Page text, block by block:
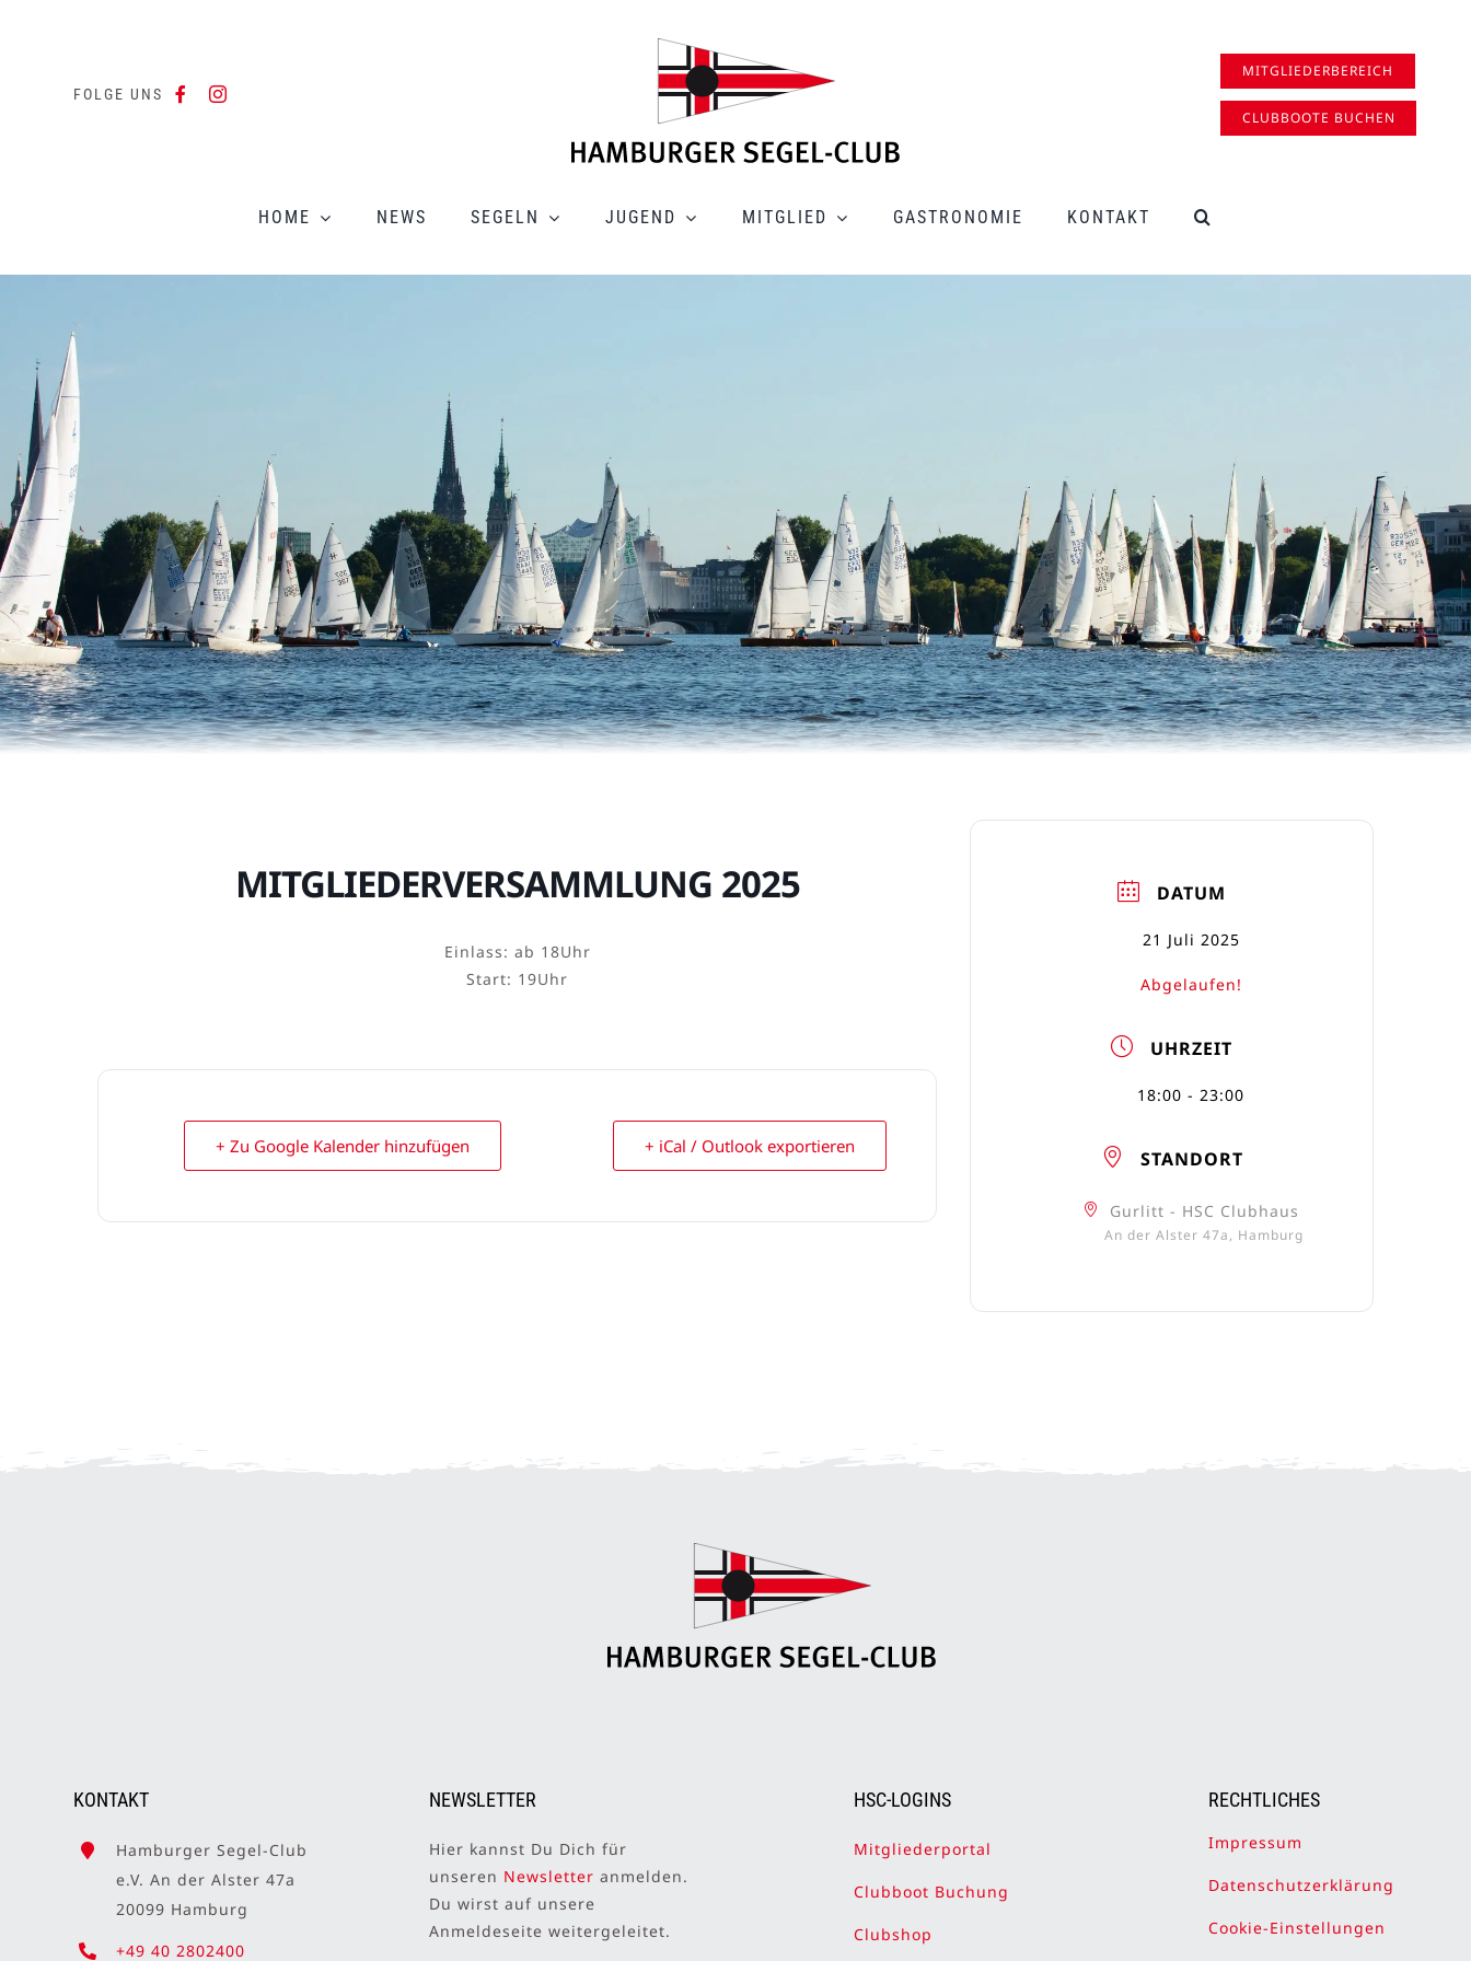
FOLGE UNS
MITGLIEDERBEREICH
CLUBBOOTE BUCHEN
HOME NEWS SEGELN JUGEND MITGLIED GASTRONOMIE KONTAKT
MITGLIEDERVERSAMMLUNG 2025
Einlass: ab 18Uhr
Start: 19Uhr
+ Zu Google Kalender hinzufügen + iCal / Outlook exportieren
DATUM
21 Juli 2025
Abgelaufen!
UHRZEIT
18:00 - 23:00
STANDORT
Gurlitt - HSC Clubhaus
An der Alster 47a, Hamburg
KONTAKT
Hamburger Segel-Club
e.V. An der Alster 47a
20099 Hamburg
+49 40 2802400
NEWSLETTER
Hier kannst Du Dich für
unseren Newsletter anmelden.
Du wirst auf unsere
Anmeldeseite weitergeleitet.
HSC-LOGINS
Mitgliederportal
Clubboot Buchung
Clubshop
RECHTLICHES
Impressum
Datenschutzerklärung
Cookie-Einstellungen